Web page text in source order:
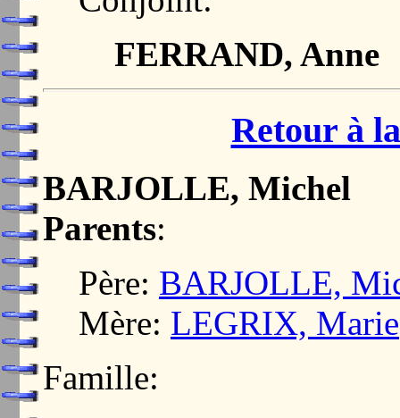
FERRAND, Anne
Retour à
BARJOLLE, Michel
Parents:
Père: BARJOLLE,
Mère: LEGRIX, Marie
Famille: